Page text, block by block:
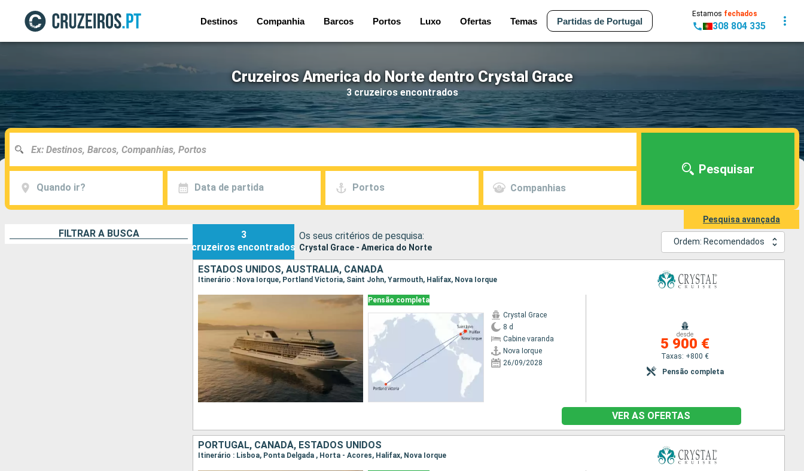
Destinos Companhia Barcos Portos Luxo Ofertas Temas Partidas de Portugal
Estamos fechados
308 804 335
Cruzeiros America do Norte dentro Crystal Grace
3 cruzeiros encontrados
Quando ir? Data de partida Portos Companhias
Pesquisar
Pesquisa avançada
FILTRAR A BUSCA
3
cruzeiros encontrados
Os seus critérios de pesquisa:
Crystal Grace - America do Norte
Ordem: Recomendados
ESTADOS UNIDOS, AUSTRALIA, CANADÁ
Itinerário : Nova Iorque, Portland Victoria, Saint John, Yarmouth, Halifax, Nova Iorque
Pensão completa
Crystal Grace
8 d
Cabine varanda
Nova Iorque
26/09/2028
desde
5 900 €
Taxas: +800 €
Pensão completa
VER AS OFERTAS
PORTUGAL, CANADÁ, ESTADOS UNIDOS
Itinerário : Lisboa, Ponta Delgada , Horta - Acores, Halifax, Nova Iorque